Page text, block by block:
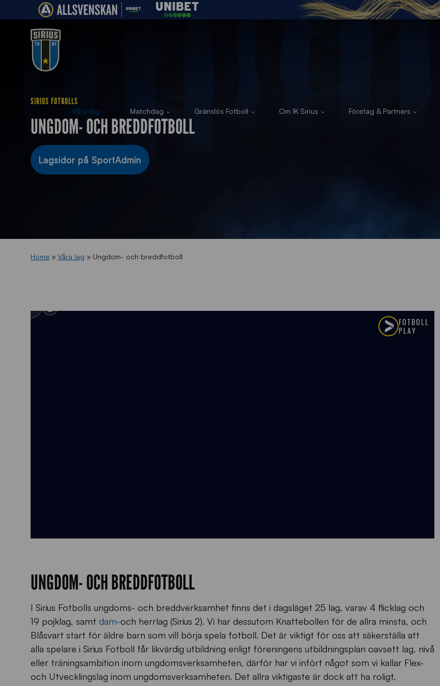
Våra lag Matchdag Gränslös Fotboll Om IK Sirius Företag & Partners
SIRIUS FOTBOLLS
UNGDOM- OCH BREDDFOTBOLL
Lagsidor på SportAdmin
Home » Våra lag » Ungdom- och breddfotboll
UNGDOM- OCH BREDDFOTBOLL
I Sirius Fotbolls ungdoms- och breddverksamhet finns det i dagsläget 25 lag, varav 4 flicklag och
19 pojklag, samt dam-och herrlag (Sirius 2). Vi har dessutom Knattebollen för de allra minsta, och
Blåsvart start för äldre barn som vill börja spela fotboll. Det är viktigt för oss att säkerställa att
alla spelare i Sirius Fotboll får likvärdig utbildning enligt föreningens utbildningsplan oavsett lag, nivå
eller träningsambition inom ungdomsverksamheten, därför har vi infört något som vi kallar Flex-
och Utvecklingslag inom ungdomsverksamheten. Det allra viktigaste är dock att ha roligt,